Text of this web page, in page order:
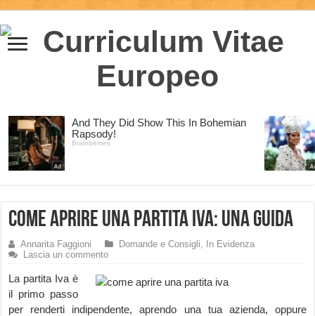
Come aprire una Partita IVA: una Guida
Annarita Faggioni Domande e Consigli,
In Evidenza
Lascia un commento
La partita Iva è
il primo passo
per renderti indipendente, aprendo una tua azienda, oppure